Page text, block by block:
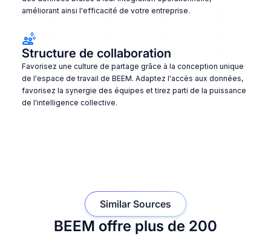
améliorant ainsi l'efficacité de votre entreprise.
Structure de collaboration
Favorisez une culture de partage grâce à la conception unique
de l'espace de travail de BEEM. Adaptez l'accès aux données,
favorisez la synergie des équipes et tirez parti de la puissance
de l'intelligence collective.
BEEM offre plus de 200
Similar Sources